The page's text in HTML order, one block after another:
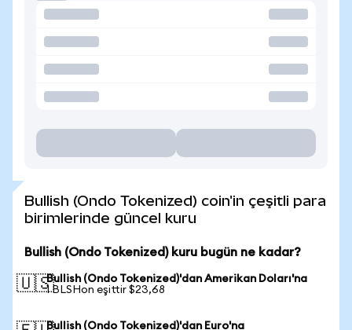
Bullish (Ondo Tokenized) coin'in çeşitli para
birimlerinde güncel kuru
Bullish (Ondo Tokenized) kuru bugün ne kadar?
🇺🇸Bullish (Ondo Tokenized)'dan Amerikan Doları'na
1 BLSHon eşittir $23,68
Bullish (Ondo Tokenized)'dan Euro'na